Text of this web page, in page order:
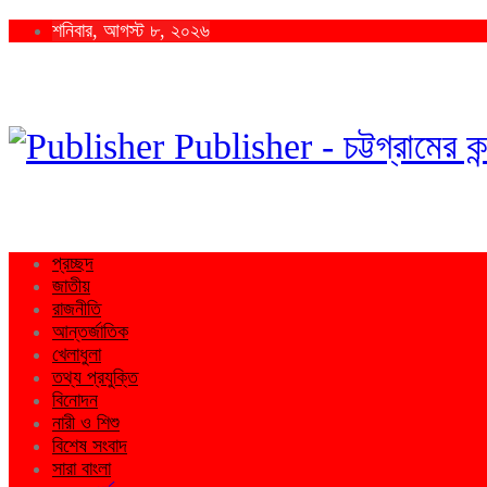
শনিবার, আগস্ট ৮, ২০২৬
Publisher - চট্টগ্রামের
প্রচ্ছদ
জাতীয়
রাজনীতি
আন্তর্জাতিক
খেলাধুলা
তথ্য প্রযুক্তি
বিনোদন
নারী ও শিশু
বিশেষ সংবাদ
সারা বাংলা